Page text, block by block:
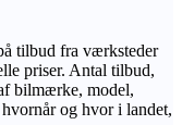
tilbud fra værksteder
priser. Antal tilbud,
bilmærke, model,
og hvor i landet,